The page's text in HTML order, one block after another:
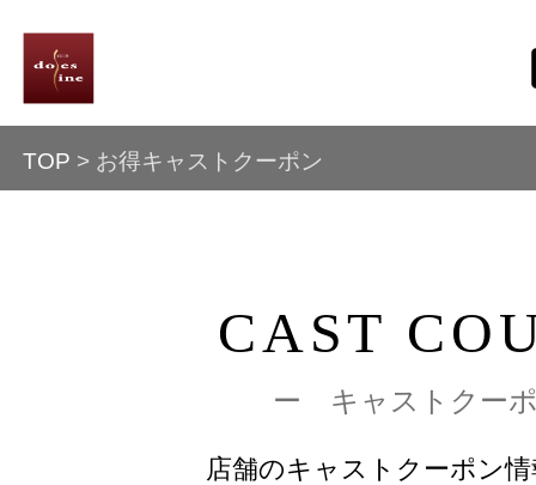
TOP > お得キャストクーポン
CAST
ー キャストクー
店舗のキャストクーポン